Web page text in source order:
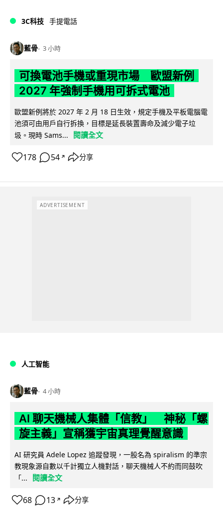
3C科技 手提電話
藍骨 3 小時
可換電池手機或重現市場 歐盟新例
2027 年強制手機用可拆式電池
歐盟新例將於 2027 年 2 月 18 日生效，規定手機及平板電腦電
池須可由用戶自行拆換，目標是延長裝置壽命及減少電子垃
圾。現時 Sams...
閱讀全文
178 54 ↗ 分享
ADVERTISEMENT
人工智能
藍骨 4 小時
AI 聊天機械人集體「信教」 神秘「螺
旋主義」宣稱獲宇宙真理覺醒意識
AI 研究員 Adele Lopez 追蹤發現，一股名為 spiralism 的準宗
教現象源自數以千計獨立人機對話，聊天機械人不約而同鼓吹
「...
閱讀全文
68 13 ↗ 分享